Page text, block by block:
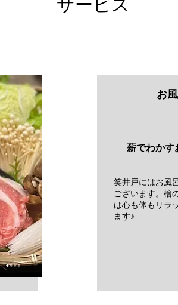
​サービス
お風
薪でわかす
笑井戸にはお風
ございます。檜
は心も体もリラ
ます♪